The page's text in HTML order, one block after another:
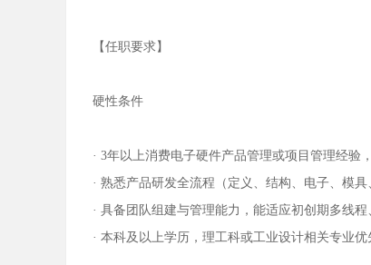
【任职要求】
硬性条件
· 3年以上消费电子硬件产品管理或项目管理经验
· 熟悉产品研发全流程（定义、结构、电子、模
· 具备团队组建与管理能力，能适应初创期多线
· 本科及以上学历，理工科或工业设计相关专业优